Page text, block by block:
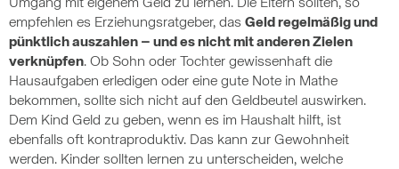
Umgang mit eigenem Geld zu lernen. Die Eltern sollten, so
empfehlen es Erziehungsratgeber, das Geld regelmäßig und
pünktlich auszahlen – und es nicht mit anderen Zielen
verknüpfen. Ob Sohn oder Tochter gewissenhaft die
Hausaufgaben erledigen oder eine gute Note in Mathe
bekommen, sollte sich nicht auf den Geldbeutel auswirken.
Dem Kind Geld zu geben, wenn es im Haushalt hilft, ist
ebenfalls oft kontraproduktiv. Das kann zur Gewohnheit
werden. Kinder sollten lernen zu unterscheiden, welche